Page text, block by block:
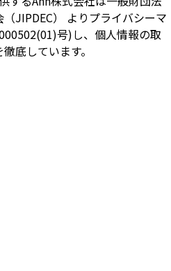
JIPDEC） よりプライバシーマ
号)し、個人情報の取
底しています。